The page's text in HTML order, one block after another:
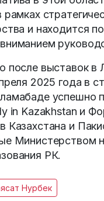
рамках
и находится
после выставок в
2025 года в
успешно
in Kazakhstan и
Казахстана и
Министерством
РК.
Нурбек